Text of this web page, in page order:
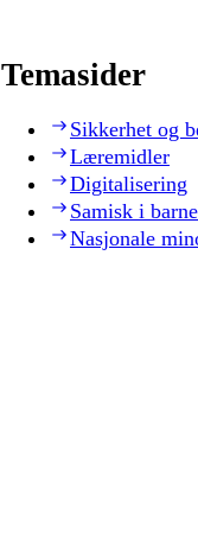
Temasider
Sikkerhet og
Læremidler
Digitalisering
Samisk i
Nasjonale